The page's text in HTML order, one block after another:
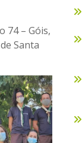
74 – Góis,
Santa